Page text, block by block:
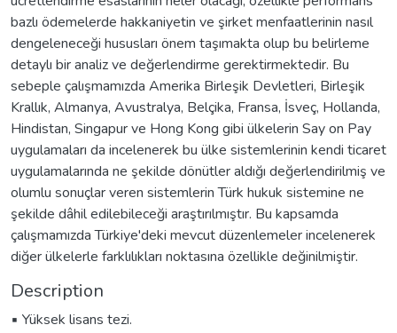
bazlı ödemelerde hakkaniyetin ve şirket menfaatlerinin nasıl
dengeleneceği hususları önem taşımakta olup bu belirleme
detaylı bir analiz ve değerlendirme gerektirmektedir. Bu
sebeple çalışmamızda Amerika Birleşik Devletleri, Birleşik
Krallık, Almanya, Avustralya, Belçika, Fransa, İsveç, Hollanda,
Hindistan, Singapur ve Hong Kong gibi ülkelerin Say on Pay
uygulamaları da incelenerek bu ülke sistemlerinin kendi ticaret
uygulamalarında ne şekilde dönütler aldığı değerlendirilmiş ve
olumlu sonuçlar veren sistemlerin Türk hukuk sistemine ne
şekilde dâhil edilebileceği araştırılmıştır. Bu kapsamda
çalışmamızda Türkiye'deki mevcut düzenlemeler incelenerek
diğer ülkelerle farklılıkları noktasına özellikle değinilmiştir.
Description
▪ Yüksek lisans tezi.